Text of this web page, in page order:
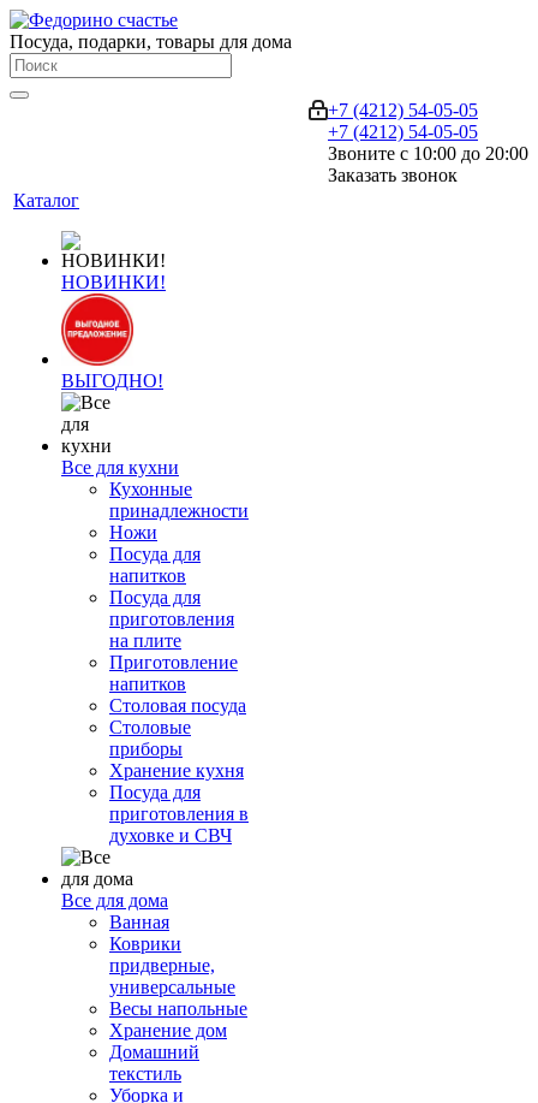
Посуда, подарки, товары для дома
+7 (4212) 54-05-05
+7 (4212) 54-05-05
Звоните с 10:00 до 20:00
Заказать звонок
Каталог
НОВИНКИ!
ВЫГОДНО!
Все для кухни
Кухонные
принадлежности
Ножи
Посуда для
напитков
Посуда для
приготовления
на плите
Приготовление
напитков
Столовая посуда
Столовые
приборы
Хранение кухня
Посуда для
приготовления в
духовке и СВЧ
Все для дома
Ванная
Коврики
придверные,
универсальные
Весы напольные
Хранение дом
Домашний
текстиль
Уборка и